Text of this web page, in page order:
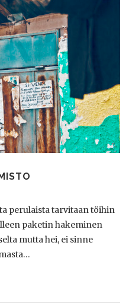
perulaista tarvitaan töihin
paketin hakeminen
mutta hei, ei sinne